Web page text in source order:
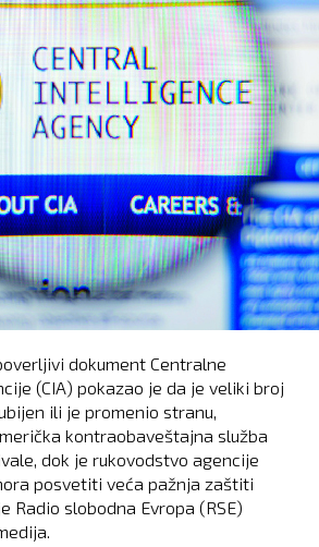
dokument Centralne
(CIA) pokazao je da je veliki broj
ili je promenio stranu,
kontraobaveštajna služba
dok je rukovodstvo agencije
posvetiti veća pažnja zaštiti
Radio slobodna Evropa (RSE)